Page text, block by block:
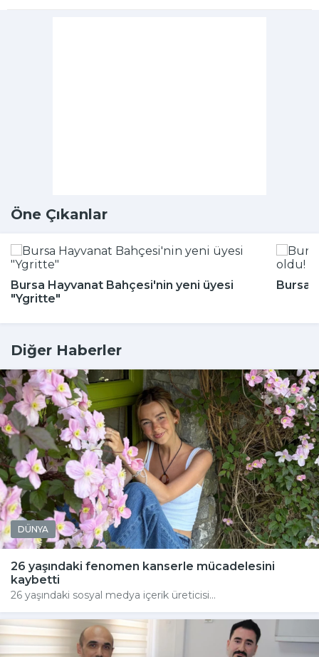
Öne Çıkanlar
Bursa Hayvanat Bahçesi'nin yeni üyesi
"Ygritte"
Diğer Haberler
DÜNYA
26 yaşındaki fenomen kanserle mücadelesini
kaybetti
26 yaşındaki sosyal medya içerik üreticisi...